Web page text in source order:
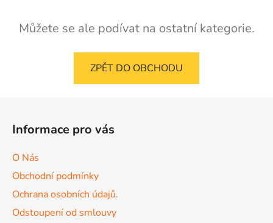
Můžete se ale podívat na ostatní kategorie.
ZPĚT DO OBCHODU
Informace pro vás
O Nás
Obchodní podmínky
Ochrana osobních údajů.
Odstoupení od smlouvy